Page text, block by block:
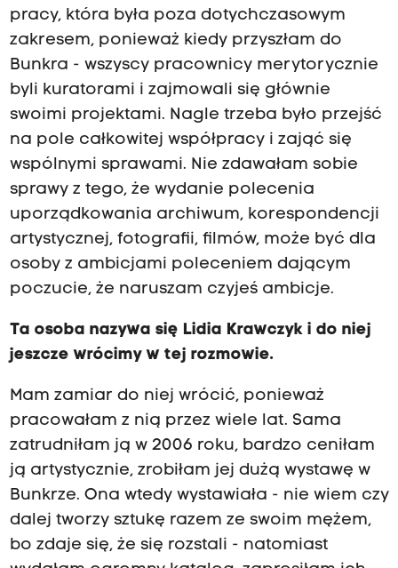
pracy, która była poza dotychczasowym
zakresem, ponieważ kiedy przyszłam do
Bunkra - wszyscy pracownicy merytorycznie
byli kuratorami i zajmowali się głównie
swoimi projektami. Nagle trzeba było przejść
na pole całkowitej współpracy i zająć się
wspólnymi sprawami. Nie zdawałam sobie
sprawy z tego, że wydanie polecenia
uporządkowania archiwum, korespondencji
artystycznej, fotografii, filmów, może być dla
osoby z ambicjami poleceniem dającym
poczucie, że naruszam czyjeś ambicje.
Ta osoba nazywa się Lidia Krawczyk i do niej
jeszcze wrócimy w tej rozmowie.
Mam zamiar do niej wrócić, ponieważ
pracowałam z nią przez wiele lat. Sama
zatrudniłam ją w 2006 roku, bardzo ceniłam
ją artystycznie, zrobiłam jej dużą wystawę w
Bunkrze. Ona wtedy wystawiała - nie wiem czy
dalej tworzy sztukę razem ze swoim mężem,
bo zdaje się, że się rozstali - natomiast